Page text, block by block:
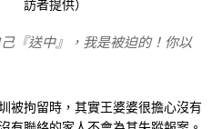
訪者提供）
『送中』，我是被迫的！你以
被拘留時，其實王婆婆很擔心沒有